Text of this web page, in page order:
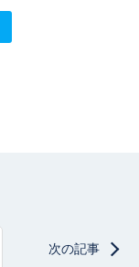
次の記事